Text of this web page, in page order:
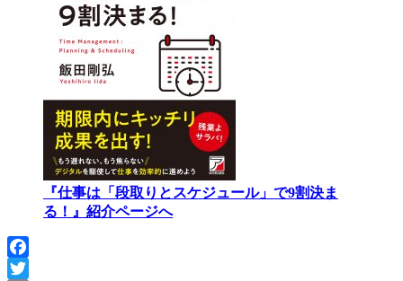
『仕事は「段取りとスケジュール」で9割決ま
る！』紹介ページへ
Facebook